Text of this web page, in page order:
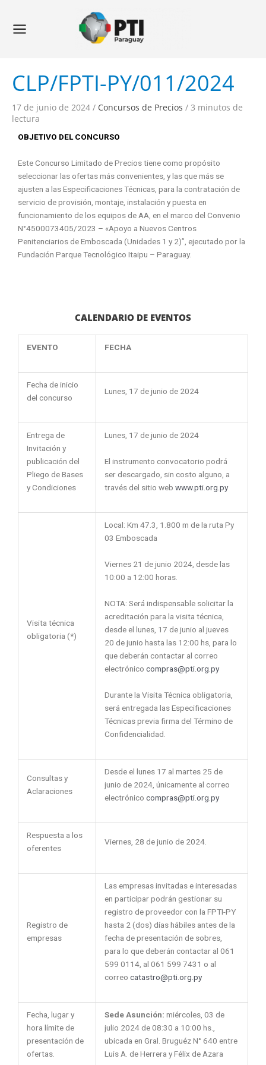
contenido
Menu
CLP/FPTI-PY/011/2024
17 de junio de 2024 / Concursos de Precios / 3 minutos de
lectura
OBJETIVO DEL CONCURSO
Este Concurso Limitado de Precios tiene como propósito
seleccionar las ofertas más convenientes, y las que más se
ajusten a las Especificaciones Técnicas, para la contratación de
servicio de provisión, montaje, instalación y puesta en
funcionamiento de los equipos de AA, en el marco del Convenio
N°4500073405/2023 – «Apoyo a Nuevos Centros
Penitenciarios de Emboscada (Unidades 1 y 2)”, ejecutado por la
Fundación Parque Tecnológico Itaipu – Paraguay.
CALENDARIO DE EVENTOS
EVENTO FECHA
Fecha de inicio
del concurso
Lunes, 17 de junio de 2024
Entrega de
Invitación y
publicación del
Pliego de Bases
y Condiciones
Lunes, 17 de junio de 2024
El instrumento convocatorio podrá
ser descargado, sin costo alguno, a
través del sitio web www.pti.org.py
Visita técnica
obligatoria (*)
Local: Km 47.3, 1.800 m de la ruta Py
03 Emboscada
Viernes 21 de junio 2024, desde las
10:00 a 12:00 horas.
NOTA: Será indispensable solicitar la
acreditación para la visita técnica,
desde el lunes, 17 de junio al jueves
20 de junio hasta las 12:00 hs, para lo
que deberán contactar al correo
electrónico compras@pti.org.py
Durante la Visita Técnica obligatoria,
será entregada las Especificaciones
Técnicas previa firma del Término de
Confidencialidad.
Consultas y
Aclaraciones
Desde el lunes 17 al martes 25 de
junio de 2024, únicamente al correo
electrónico compras@pti.org.py
Respuesta a los
oferentes
Viernes, 28 de junio de 2024.
Registro de
empresas
Las empresas invitadas e interesadas
en participar podrán gestionar su
registro de proveedor con la FPTI-PY
hasta 2 (dos) días hábiles antes de la
fecha de presentación de sobres,
para lo que deberán contactar al 061
599 0114, al 061 599 7431 o al
correo catastro@pti.org.py
Fecha, lugar y
hora límite de
presentación de
ofertas.
Sede Asunción: miércoles, 03 de
julio 2024 de 08:30 a 10:00 hs.,
ubicada en Gral. Bruguéz N° 640 entre
Luis A. de Herrera y Félix de Azara
entradas